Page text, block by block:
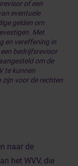
of een
eventuele
gelden om
Met
en vereffening in
bedrijfsrevisor
om de
te kunnen
voor de rechten
naar de
het WVV, die